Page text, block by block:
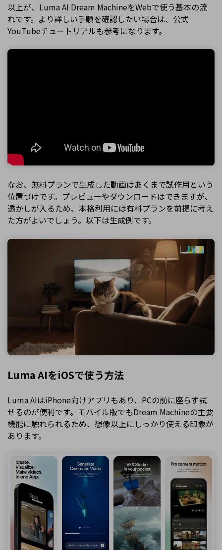
以上が、Luma AI Dream MachineをWebで使う基本の流
れです。より詳しい手順を確認したい場合は、公式
YouTubeチュートリアルも参考になります。
なお、無料プランで生成した動画はあくまで試作用という
位置づけです。プレビューやダウンロードはできますが、
透かしが入るため、本格利用には有料プランを前提に考え
た方がよいでしょう。以下は生成例です。
Luma AIをiOSで使う方法
Luma AIはiPhone向けアプリもあり、PCの前に座らず試
せるのが便利です。モバイル版でもDream Machineの主要
機能に触れられるため、想像以上にしっかり使える印象が
あります。